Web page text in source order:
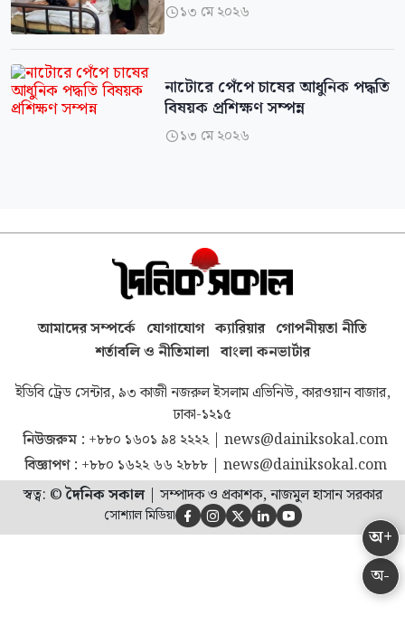
১৩ মে ২০২৬
নাটোরে পেঁপে চাষের আধুনিক পদ্ধতি
বিষয়ক প্রশিক্ষণ সম্পন্ন
১৩ মে ২০২৬
অ-
অ+
আমাদের সম্পর্কে যোগাযোগ ক্যারিয়ার গোপনীয়তা নীতি
শর্তাবলি ও নীতিমালা বাংলা কনভার্টার
ইডিবি ট্রেড সেন্টার, ৯৩ কাজী নজরুল ইসলাম এভিনিউ, কারওয়ান বাজার,
ঢাকা-১২১৫
নিউজরুম : +৮৮০ ১৬০১ ৯৪ ২২২২| news@dainiksokal.com
বিজ্ঞাপণ : +৮৮০ ১৬২২ ৬৬ ২৮৮৮| news@dainiksokal.com
স্বত্ব: ©দৈনিক সকাল| সম্পাদক ও প্রকাশক, নাজমুল হাসান সরকার
সোশ্যাল মিডিয়া     